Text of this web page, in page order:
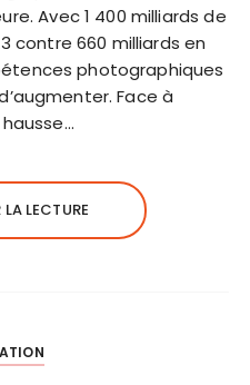
Avec 1 400 milliards de
contre 660 milliards en
photographiques
Face à
LECTURE